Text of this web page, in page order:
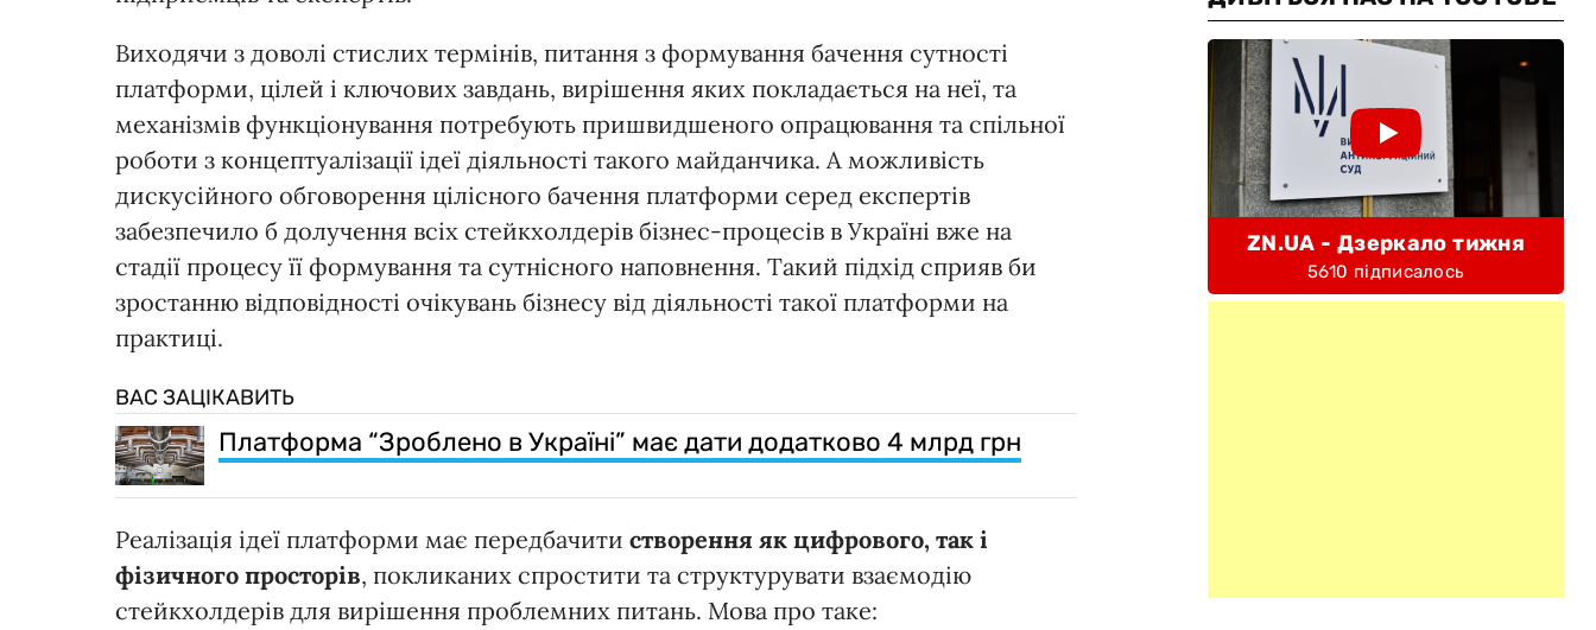
Виходячи з доволі стислих термінів, питання з формування бачення сутності
платформи, цілей і ключових завдань, вирішення яких покладається на неї, та
механізмів функціонування потребують пришвидшеного опрацювання та спільної
роботи з концептуалізації ідеї діяльності такого майданчика. А можливість
дискусійного обговорення цілісного бачення платформи серед експертів
забезпечило б долучення всіх стейкхолдерів бізнес-процесів в Україні вже на
стадії процесу її формування та сутнісного наповнення. Такий підхід сприяв би
зростанню відповідності очікувань бізнесу від діяльності такої платформи на
практиці.
ВАС ЗАЦІКАВИТЬ
Платформа “Зроблено в Україні” має дати додатково 4 млрд грн
Реалізація ідеї платформи має передбачити створення як цифрового, так і
фізичного просторів, покликаних спростити та структурувати взаємодію
стейкхолдерів для вирішення проблемних питань. Мова про таке:
ZN.UA - Дзеркало тижня
5610 підписалось